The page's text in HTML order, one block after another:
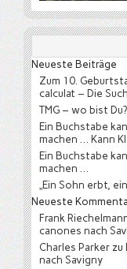
Neueste Beiträge
Zum 10.
calculat – Die
TMG – wo bist Du?
Ein Buchstabe
machen … Kann
Ein Buchstabe
machen …
„Ein Sohn erbt,
Neueste
Frank
canones nach
Charles Parker zu
nach Savigny